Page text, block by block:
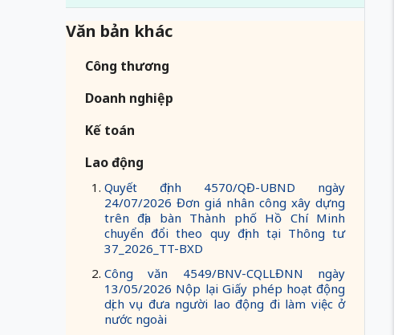
Văn bản khác
Công thương
Doanh nghiệp
Kế toán
Lao động
Quyết định 4570/QĐ-UBND ngày
24/07/2026 Đơn giá nhân công xây dựng
trên địa bàn Thành phố Hồ Chí Minh
chuyển đổi theo quy định tại Thông tư
37_2026_TT-BXD
Công văn 4549/BNV-CQLLĐNN ngày
13/05/2026 Nộp lại Giấy phép hoạt động
dịch vụ đưa người lao động đi làm việc ở
nước ngoài